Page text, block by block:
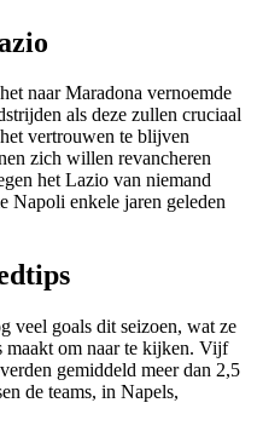
naar Maradona vernoemde
als deze zullen cruciaal
vertrouwen te blijven
zich willen revancheren
het Lazio van niemand
Napoli enkele jaren geleden
veel goals dit seizoen, wat ze
maakt om naar te kijken. Vijf
gemiddeld meer dan 2,5
de teams, in Napels,